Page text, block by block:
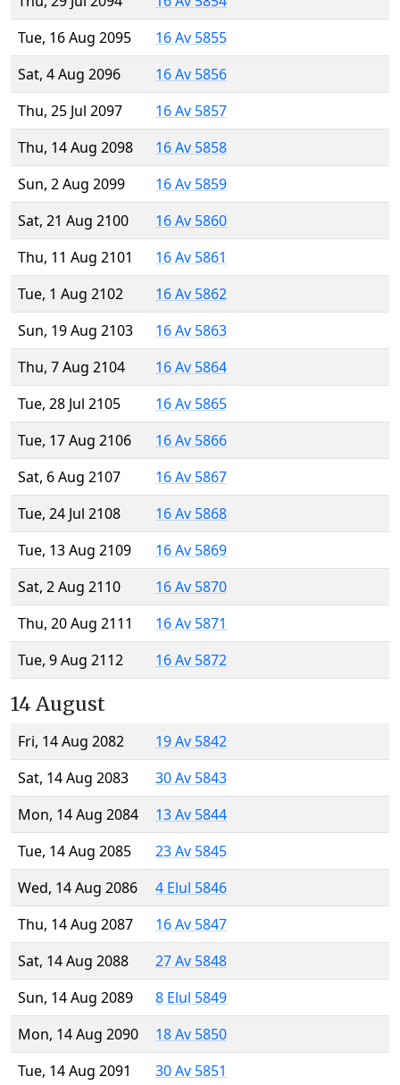
Tue, 16 Aug 2095
16 Av 5855
Sat, 4 Aug 2096
16 Av 5856
Thu, 25 Jul 2097
16 Av 5857
Thu, 14 Aug 2098
16 Av 5858
Sun, 2 Aug 2099
16 Av 5859
Sat, 21 Aug 2100
16 Av 5860
Thu, 11 Aug 2101
16 Av 5861
Tue, 1 Aug 2102
16 Av 5862
Sun, 19 Aug 2103
16 Av 5863
Thu, 7 Aug 2104
16 Av 5864
Tue, 28 Jul 2105
16 Av 5865
Tue, 17 Aug 2106
16 Av 5866
Sat, 6 Aug 2107
16 Av 5867
Tue, 24 Jul 2108
16 Av 5868
Tue, 13 Aug 2109
16 Av 5869
Sat, 2 Aug 2110
16 Av 5870
Thu, 20 Aug 2111
16 Av 5871
Tue, 9 Aug 2112
16 Av 5872
14 August
Fri, 14 Aug 2082
19 Av 5842
Sat, 14 Aug 2083
30 Av 5843
Mon, 14 Aug 2084
13 Av 5844
Tue, 14 Aug 2085
23 Av 5845
Wed, 14 Aug 2086
4 Elul 5846
Thu, 14 Aug 2087
16 Av 5847
Sat, 14 Aug 2088
27 Av 5848
Sun, 14 Aug 2089
8 Elul 5849
Mon, 14 Aug 2090
18 Av 5850
Tue, 14 Aug 2091
30 Av 5851